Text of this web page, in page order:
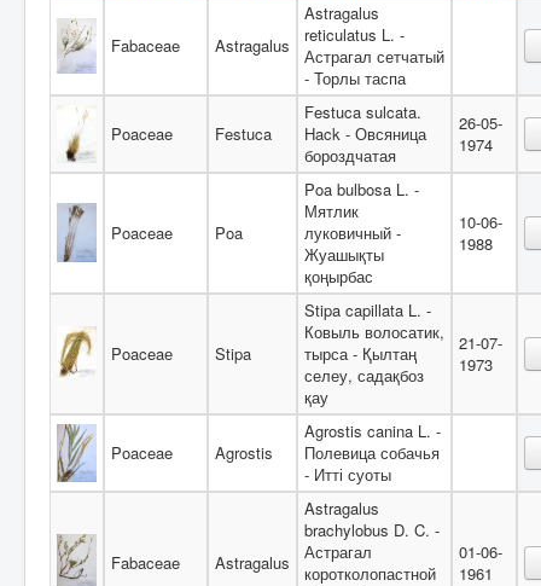
Fabaceae Astragalus
Astragalus
reticulatus L. -
Астрагал сетчатый
- Торлы таспа
Poaceae Festuca
Festuca sulcata.
Hack - Овсяница
бороздчатая
26-05-
1974
Poaceae Poa
Poa bulbosa L. -
Мятлик
луковичный -
Жуашықты
қоңырбас
10-06-
1988
Poaceaе Stipa
Stipa capillata L. -
Ковыль волосатик,
тырса - Қылтаң
селеу, садақбоз
қау
21-07-
1973
Poaceae Agrostis
Agrostis canina L. -
Полевица собачья
- Итті суоты
Fabaceae Astragalus
Astragalus
brachylobus D. C. -
Астрагал
коротколопастной
01-06-
1961